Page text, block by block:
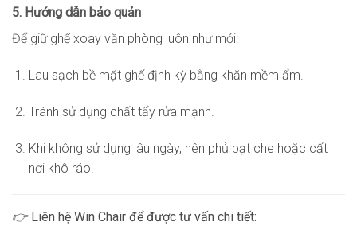
5. Hướng dẫn bảo quản
Để giữ ghế xoay văn phòng luôn như mới:
Lau sạch bề mặt ghế định kỳ bằng khăn mềm ẩm.
Tránh sử dụng chất tẩy rửa mạnh.
Khi không sử dụng lâu ngày, nên phủ bạt che hoặc cất
nơi khô ráo.
👉 Liên hệ Win Chair để được tư vấn chi tiết: